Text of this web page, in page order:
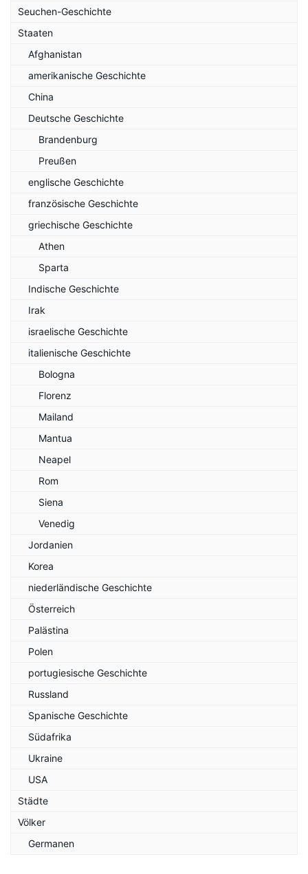
Seuchen-Geschichte
Staaten
Afghanistan
amerikanische Geschichte
China
Deutsche Geschichte
Brandenburg
Preußen
englische Geschichte
französische Geschichte
griechische Geschichte
Athen
Sparta
Indische Geschichte
Irak
israelische Geschichte
italienische Geschichte
Bologna
Florenz
Mailand
Mantua
Neapel
Rom
Siena
Venedig
Jordanien
Korea
niederländische Geschichte
Österreich
Palästina
Polen
portugiesische Geschichte
Russland
Spanische Geschichte
Südafrika
Ukraine
USA
Städte
Völker
Germanen